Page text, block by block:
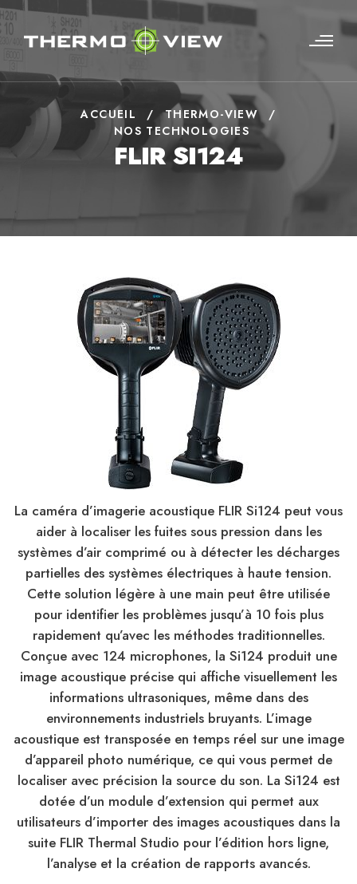
ACCUEIL / THERMO-VIEW
/
NOS TECHNOLOGIES
FLIR SI124
La caméra d’imagerie acoustique FLIR Si124 peut vous
aider à localiser les fuites sous pression dans les
systèmes d’air comprimé ou à détecter les décharges
partielles des systèmes électriques à haute tension.
Cette solution légère à une main peut être utilisée
pour identifier les problèmes jusqu’à 10 fois plus
rapidement qu’avec les méthodes traditionnelles.
Conçue avec 124 microphones, la Si124 produit une
image acoustique précise qui affiche visuellement les
informations ultrasoniques, même dans des
environnements industriels bruyants. L’image
acoustique est transposée en temps réel sur une image
d’appareil photo numérique, ce qui vous permet de
localiser avec précision la source du son. La Si124 est
dotée d’un module d’extension qui permet aux
utilisateurs d’importer des images acoustiques dans la
suite FLIR Thermal Studio pour l’édition hors ligne,
l’analyse et la création de rapports avancés.